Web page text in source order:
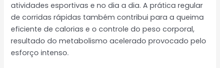
atividades esportivas e no dia a dia. A prática regular
de corridas rápidas também contribui para a queima
eficiente de calorias e o controle do peso corporal,
resultado do metabolismo acelerado provocado pelo
esforço intenso.